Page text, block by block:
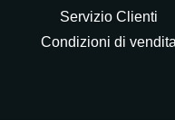
Servizio Clienti
Condizioni di vendita